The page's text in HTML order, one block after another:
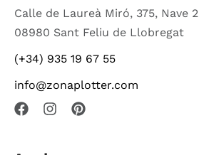
Calle de Laureà Miró, 375, Nave 2
08980 Sant Feliu de Llobregat
(+34) 935 19 67 55
info@zonaplotter.com